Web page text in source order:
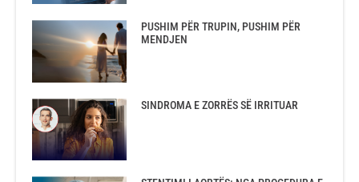
PUSHIM PËR TRUPIN, PUSHIM PËR
MENDJEN
SINDROMA E ZORRËS SË IRRITUAR